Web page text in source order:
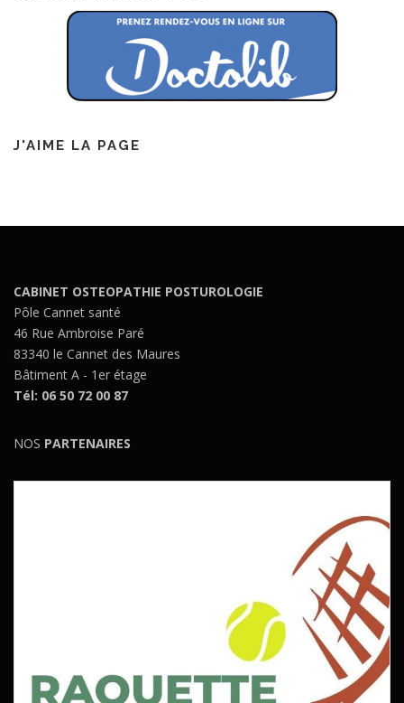
J'AIME LA PAGE
CABINET OSTEOPATHIE POSTUROLOGIE
Pôle Cannet santé
46 Rue Ambroise Paré
83340 le Cannet des Maures
Bâtiment A - 1er étage
Tél: 06 50 72 00 87
NOS PARTENAIRES